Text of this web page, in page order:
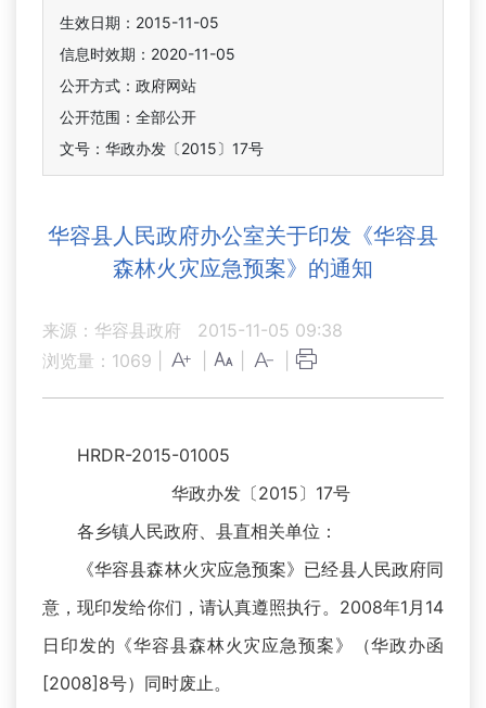
生效日期：2015-11-05
信息时效期： 2020-11-05
公开方式：政府网站
公开范围：全部公开
文号：华政办发〔2015〕17号
华容县人民政府办公室关于印发《华容县
森林火灾应急预案》的通知
来源：华容县政府
2015-11-05 09:38
浏览量： 1069
HRDR-2015-01005
华政办发〔2015〕17号
各乡镇人民政府、县直相关单位：
《华容县森林火灾应急预案》已经县人民政府同
意，现印发给你们，请认真遵照执行。2008年1月14
日印发的《华容县森林火灾应急预案》（华政办函
[2008]8号）同时废止。